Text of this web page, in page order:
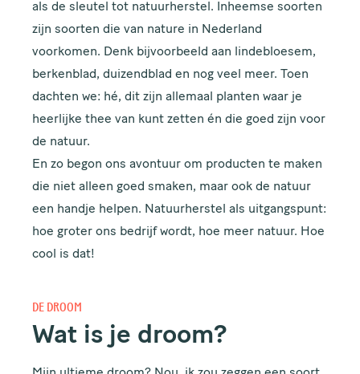
als de sleutel tot natuurherstel. Inheemse soorten
zijn soorten die van nature in Nederland
voorkomen. Denk bijvoorbeeld aan lindebloesem,
berkenblad, duizendblad en nog veel meer. Toen
dachten we: hé, dit zijn allemaal planten waar je
heerlijke thee van kunt zetten én die goed zijn voor
de natuur.
En zo begon ons avontuur om producten te maken
die niet alleen goed smaken, maar ook de natuur
een handje helpen. Natuurherstel als uitgangspunt:
hoe groter ons bedrijf wordt, hoe meer natuur. Hoe
cool is dat!
DE DROOM
Wat is je droom?